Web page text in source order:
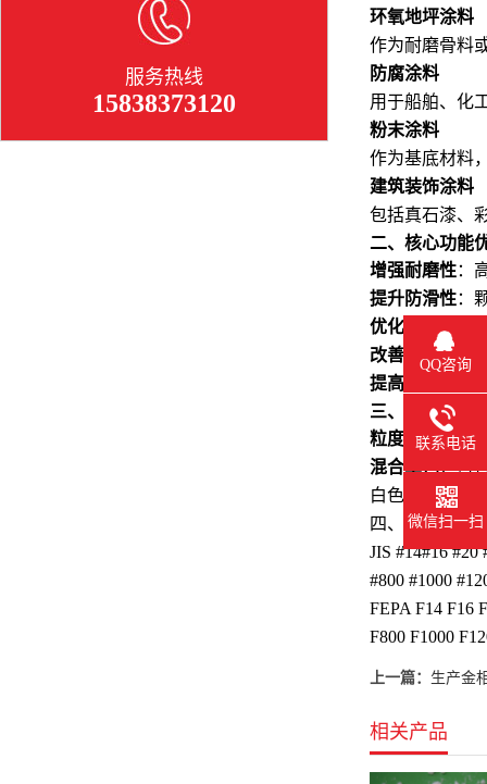
服务热线
15838373120
环氧地坪涂料
作为耐磨骨料
防腐涂料
用于船舶、化
粉末涂料
作为基底材料
建筑装饰涂料
包括真石漆、
二、核心功能
增强耐磨性：
提升防滑性：
优化耐腐蚀性
改善附着力与
提高耐候性
三、施工注意
粒度控制：根
混合工艺：可
白色熔融氧化
四、
海旭磨料
JIS #14#16 #20
#800 #1000
FEPA F14 F16
F800 F1000
上一篇： 生产金
相关产品
QQ咨询
联系电话
微信扫一扫